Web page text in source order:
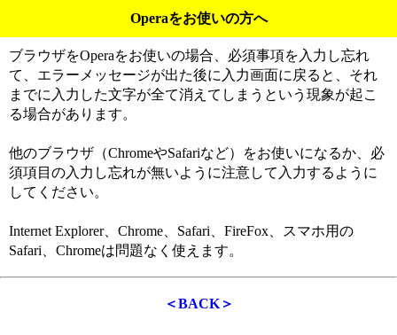
Operaをお使いの方へ
ブラウザをOperaをお使いの場合、必須事項を入力し忘れ
て、エラーメッセージが出た後に入力画面に戻ると、それ
までに入力した文字が全て消えてしまうという現象が起こ
る場合があります。
他のブラウザ（ChromeやSafariなど）をお使いになるか、必
須項目の入力し忘れが無いように注意して入力するように
してください。
Internet Explorer、Chrome、Safari、FireFox、スマホ用の
Safari、Chromeは問題なく使えます。
＜BACK＞